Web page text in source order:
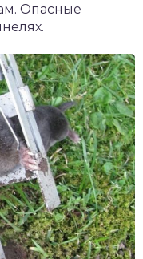
Опасные